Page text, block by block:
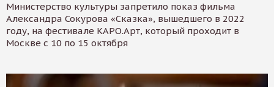
Министерство культуры запретило показ фильма
Александра Сокурова «Сказка», вышедшего в 2022
году, на фестивале КАРО.Арт, который проходит в
Москве с 10 по 15 октября